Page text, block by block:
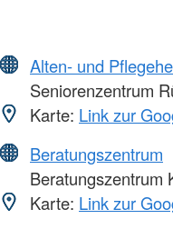
Alten- und
Seniorenzentrum
Karte: Link zur
Beratungszentrum
Beratungszentrum
Karte: Link zur